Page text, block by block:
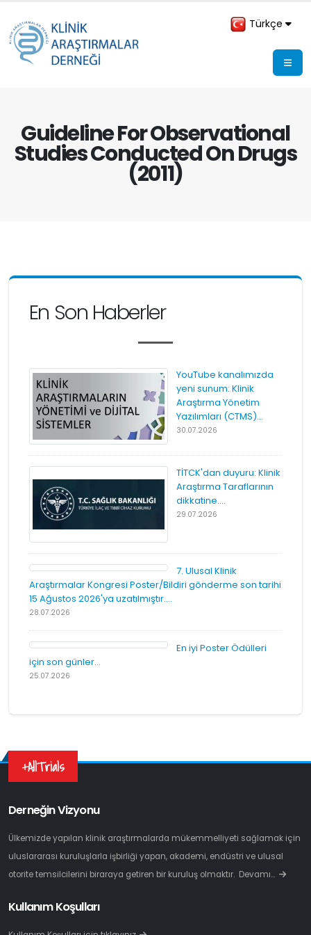
Türkçe
Guideline For Observational
Studies Conducted On Drugs
(2011)
En Son Haberler
YouTube kanalımızda
yeni sunum: Klinik
Araştırma Yönetim
Yazılımları (CTMS)...
30.07.2026
TİTCK'dan duyuru: Klinik
Araştırma Taraflarının
dikkatine....
29.07.2026
7. Ulusal Klinik
Araştırmalar Kongresi Poster/Bildiri gönderme son tarihi
15 Ağustos 2026'ya uzatılmıştır....
28.07.2026
En iyi Poster Ödülleri
için son günler...
25.07.2026
+AllTrials
Derneğin Vizyonu
Ülkemizde yapılan klinik araştırmalarda mükemmelliyeti sağlamak için
uluslararası kuruluşlarla işbirliği yapan, akademi, endüstri ve ulusal
otorite temsilcilerini biraraya getiren bir kuruluş olmaktır. Devamı…
Kullanım Koşulları